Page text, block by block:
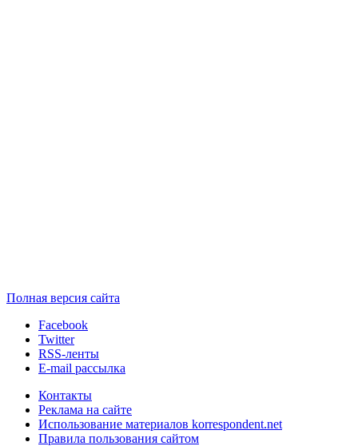
Полная версия сайта
Facebook
Twitter
RSS-ленты
E-mail рассылка
Контакты
Реклама на сайте
Использование материалов korrespondent.net
Правила пользования сайтом